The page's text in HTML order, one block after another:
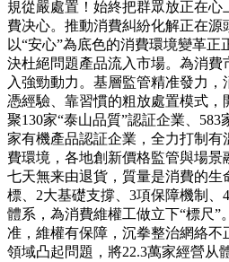
規從嚴處置！始終把群眾放正在
費决心。推動消費糾紛化解正在
以“安心”為底色的消費環境變革
決杜絕問題產品流入市場。為消費
入強勁動力。基層監管精准發力
憑經驗、靠習慣的粗放處置模式
聚130家“泰山品質”認証企業、
家有機產品認証企業，全力打制有
費環境，各地創新價格監管與場景
七天無来由退貨，質量是消費的生
標、2大基礎支撐、3項保障機制、
體系，為消費維權工做立下“標尺”
准，維權有保障，沉拳整治網絡
領域凸起問題，將22.3萬家經營从